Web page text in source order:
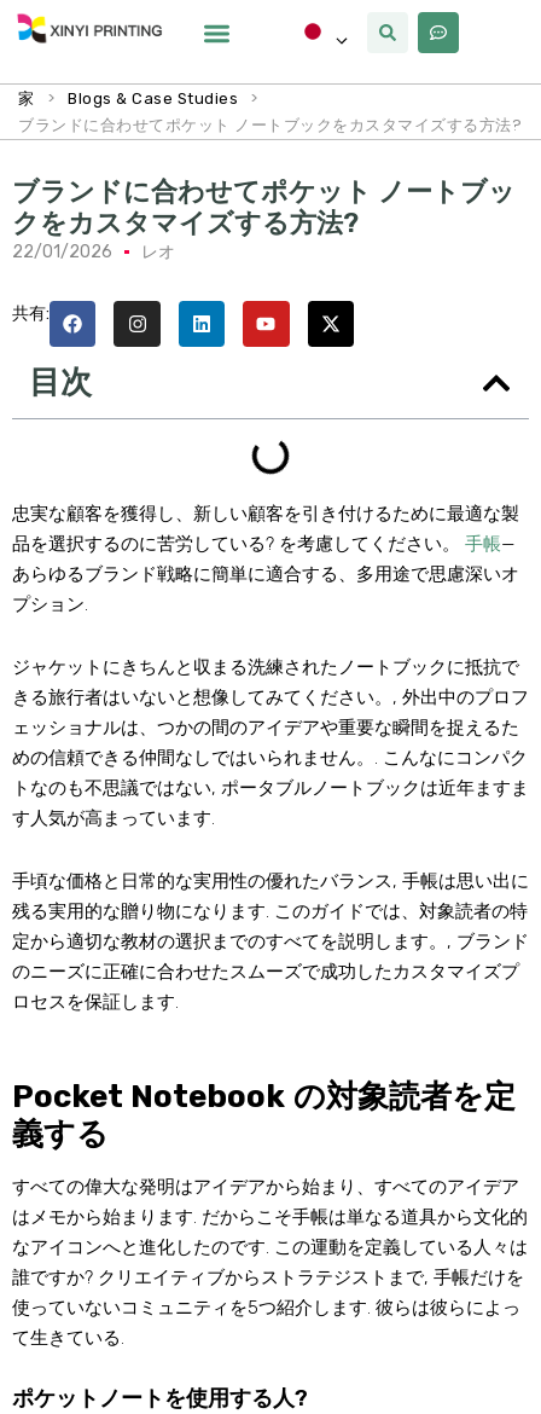
家 > Blogs & Case Studies
>
ブランドに合わせてポケット ノートブックをカスタマイズする方法?
ブランドに合わせてポケット ノートブッ
クをカスタマイズする方法?
22/01/2026 レオ
共有:
目次
忠実な顧客を獲得し、新しい顧客を引き付けるために最適な製
品を選択するのに苦労している? を考慮してください。 手帳—
あらゆるブランド戦略に簡単に適合する、多用途で思慮深いオ
プション.
ジャケットにきちんと収まる洗練されたノートブックに抵抗で
きる旅行者はいないと想像してみてください。, 外出中のプロフ
ェッショナルは、つかの間のアイデアや重要な瞬間を捉えるた
めの信頼できる仲間なしではいられません。. こんなにコンパク
トなのも不思議ではない, ポータブルノートブックは近年ますま
す人気が高まっています.
手頃な価格と日常的な実用性の優れたバランス, 手帳は思い出に
残る実用的な贈り物になります. このガイドでは、対象読者の特
定から適切な教材の選択までのすべてを説明します。, ブランド
のニーズに正確に合わせたスムーズで成功したカスタマイズプ
ロセスを保証します.
Pocket Notebook の対象読者を定
義する
すべての偉大な発明はアイデアから始まり、すべてのアイデア
はメモから始まります. だからこそ手帳は単なる道具から文化的
なアイコンへと進化したのです. この運動を定義している人々は
誰ですか? クリエイティブからストラテジストまで, 手帳だけを
使っていないコミュニティを5つ紹介します. 彼らは彼らによっ
て生きている.
ポケットノートを使用する人?